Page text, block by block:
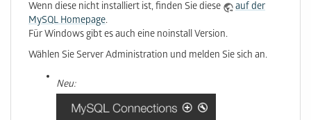
Wenn diese nicht installiert ist, finden Sie diese
auf der
MySQL Homepage.
Für Windows gibt es auch eine noinstall Version.
Wählen Sie Server Administration und melden Sie sich an.
Neu: